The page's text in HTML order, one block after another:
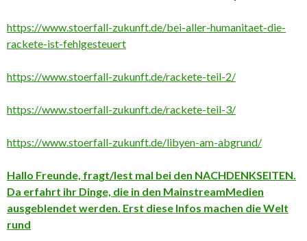
https://www.stoerfall-zukunft.de/bei-aller-humanitaet-die-
rackete-ist-fehlgesteuert
https://www.stoerfall-zukunft.de/rackete-teil-2/
https://www.stoerfall-zukunft.de/rackete-teil-3/
https://www.stoerfall-zukunft.de/libyen-am-abgrund/
Hallo Freunde, fragt/lest mal bei den NACHDENKSEITEN.
Da erfahrt ihr Dinge, die in den MainstreamMedien
ausgeblendet werden. Erst diese Infos machen die Welt
rund